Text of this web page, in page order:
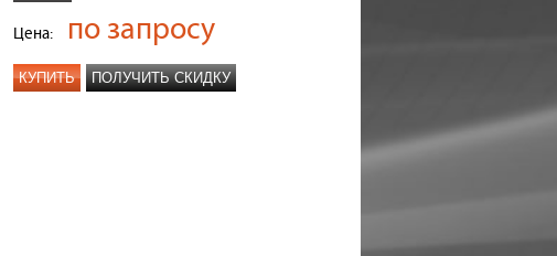
Цена: по запросу
КУПИТЬ ПОЛУЧИТЬ СКИДКУ